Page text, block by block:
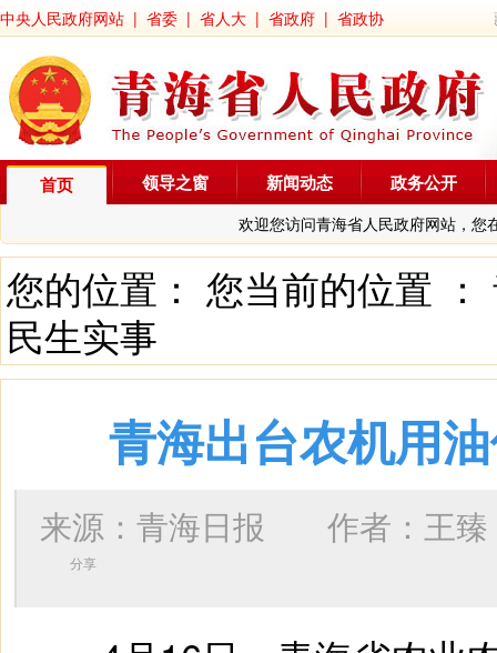
中央人民政府网站 | 省委 | 省人大 | 省政府 | 省政协
首页
欢迎您访问青海省人民政府网站，您
领导之窗 新闻动态 政务公开
您的位置： 您当前的位置 ：
民生实事
青海出台农机用
来源：青海日报 作者： 王臻
分享